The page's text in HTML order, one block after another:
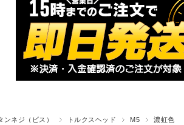
ンネジ（ビス） トルクスヘッド M5 濃虹色